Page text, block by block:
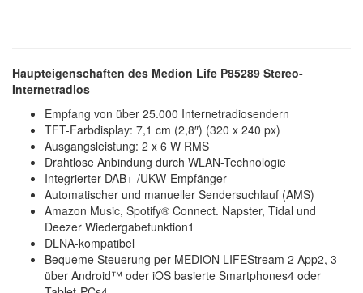
Haupteigenschaften des Medion Life P85289 Stereo-
Internetradios
Empfang von über 25.000 Internetradiosendern
TFT-Farbdisplay: 7,1 cm (2,8″) (320 x 240 px)
Ausgangsleistung: 2 x 6 W RMS
Drahtlose Anbindung durch WLAN-Technologie
Integrierter DAB+-/UKW-Empfänger
Automatischer und manueller Sendersuchlauf (AMS)
Amazon Music, Spotify® Connect. Napster, Tidal und
Deezer Wiedergabefunktion1
DLNA-kompatibel
Bequeme Steuerung per MEDION LIFEStream 2 App2, 3
über Android™ oder iOS basierte Smartphones4 oder